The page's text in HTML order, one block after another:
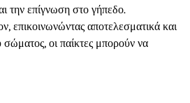
την επίγνωση στο γήπεδο.
επικοινωνώντας αποτελεσματικά και
οι παίκτες μπορούν να